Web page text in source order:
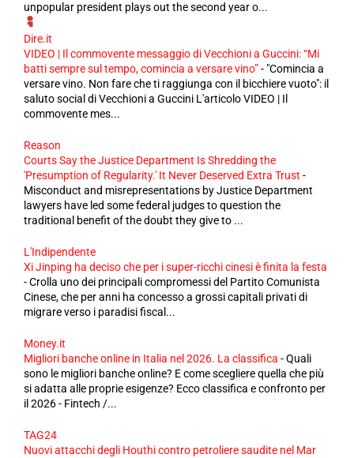
unpopular president plays out the second year o...
Dire.it
VIDEO | Il commovente messaggio di Vecchioni a Guccini: “Mi
batti sempre sul tempo, comincia a versare vino”- "Comincia a
versare vino. Non fare che ti raggiunga con il bicchiere vuoto": il
saluto social di Vecchioni a Guccini L'articolo VIDEO | Il
commovente mes...
Reason
Courts Say the Justice Department Is Shredding the
'Presumption of Regularity.' It Never Deserved Extra Trust -
Misconduct and misrepresentations by Justice Department
lawyers have led some federal judges to question the
traditional benefit of the doubt they give to ...
L'Indipendente
Xi Jinping ha deciso che per i super-ricchi cinesi è finita la festa
-Crolla uno dei principali compromessi del Partito Comunista
Cinese, che per anni ha concesso a grossi capitali privati di
migrare verso i paradisi fiscal...
Money.it
Migliori banche online in Italia nel 2026. La classifica -Quali
sono le migliori banche online? E come scegliere quella che più
si adatta alle proprie esigenze? Ecco classifica e confronto per
il 2026 - Fintech /...
TAG24
Nuovi attacchi degli Houthi contro petroliere saudite nel Mar